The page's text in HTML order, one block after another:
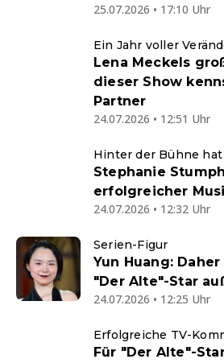
25.07.2026 • 17:10 Uhr
Ein Jahr voller
Lena Meckels
dieser Show
Partner
24.07.2026 • 12:51 Uhr
Hinter der Bühne
Stephanie
erfolgreicher
24.07.2026 • 12:32 Uhr
Serien-Figur
Yun Huang:
"Der Alte"-Star
24.07.2026 • 12:25 Uhr
Erfolgreiche TV-
Für "Der Alte"-